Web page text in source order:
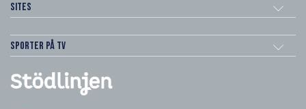
Sites
Sporter på TV